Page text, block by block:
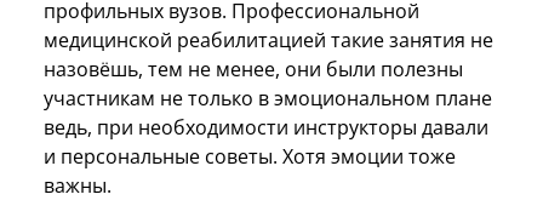
профильных вузов. Профессиональной
медицинской реабилитацией такие занятия не
назовёшь, тем не менее, они были полезны
участникам не только в эмоциональном плане
ведь, при необходимости инструкторы давали
и персональные советы. Хотя эмоции тоже
важны.